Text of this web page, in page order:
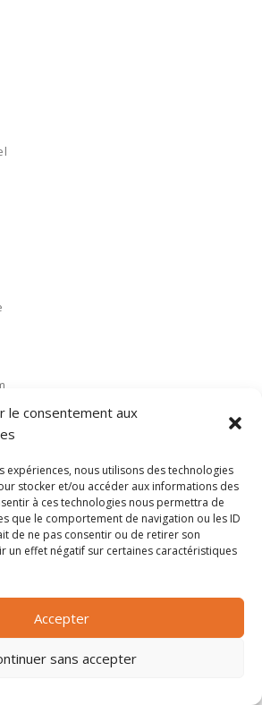
le consentement aux
expériences, nous utilisons des technologies
stocker et/ou accéder aux informations des
à ces technologies nous permettra de
que le comportement de navigation ou les ID
de ne pas consentir ou de retirer son
un effet négatif sur certaines caractéristiques
Accepter
sans accepter
alimentaires